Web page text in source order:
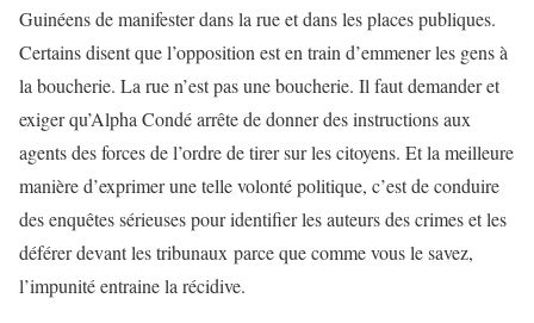
Guinéens de manifester dans la rue et dans les places publiques.
Certains disent que l’opposition est en train d’emmener les gens à
la boucherie. La rue n’est pas une boucherie. Il faut demander et
exiger qu’Alpha Condé arrête de donner des instructions aux
agents des forces de l’ordre de tirer sur les citoyens. Et la meilleure
manière d’exprimer une telle volonté politique, c’est de conduire
des enquêtes sérieuses pour identifier les auteurs des crimes et les
déférer devant les tribunaux parce que comme vous le savez,
l’impunité entraine la récidive.